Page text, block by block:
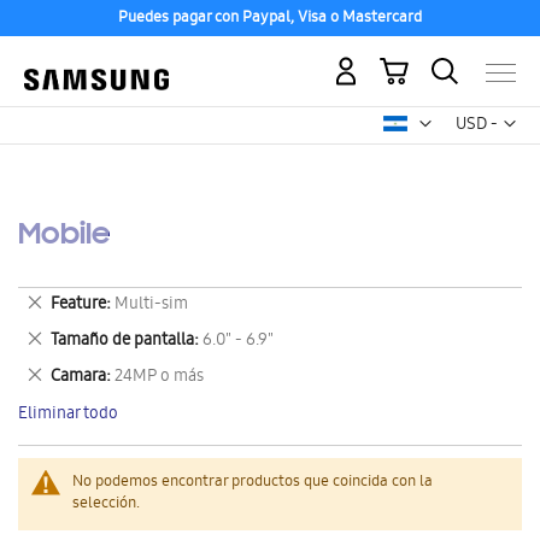
Puedes pagar con Paypal, Visa o Mastercard
USD -
dólar
Mi carrito
Mobile
No podemos encontrar productos que coincida con la
selección.
Feature Multi-sim
Eliminar
este
artículo
Tamaño de pantalla 6.0" - 6.9"
Eliminar
este
artículo
Camara 24MP o más
Eliminar
este
artículo
Eliminar todo